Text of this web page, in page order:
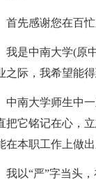
首先感谢您在百
我是中南大学(原
之际，我希望能
中南大学师生中
把它铭记在心，
在本职工作上做
我以“严”字当头